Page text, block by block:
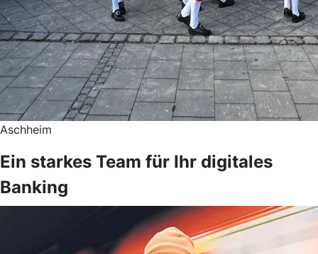
Aschheim
Ein starkes Team für Ihr digitales
Banking